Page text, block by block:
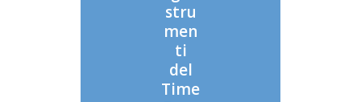
stru
men
ti
del
Time